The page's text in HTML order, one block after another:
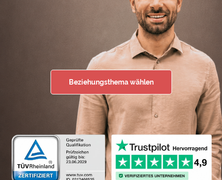
Beziehungsthema wählen